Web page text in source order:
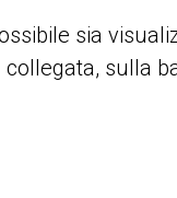
sia
sulla